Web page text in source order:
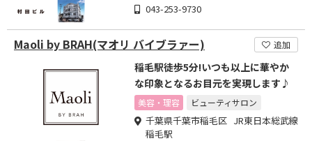
043-253-9730
Maoli by BRAH(マオリ バイブラァー) 追加
稲毛駅徒歩5分!いつも以上に華やか
な印象となるお目元を実現します♪
美容・理容 ビューティサロン
千葉県千葉市稲毛区 JR東日本総武線
稲毛駅